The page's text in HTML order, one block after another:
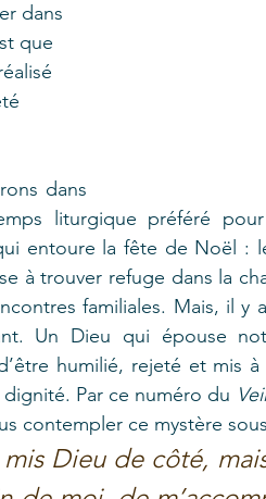
dans
que
dans
liturgique préféré
entoure la fête de Noël :
à trouver refuge dans la
familiales. Mais, il y
Un Dieu qui épouse
humilié, rejeté et mis
Par ce numéro du
contempler ce mystère
Dieu de côté,